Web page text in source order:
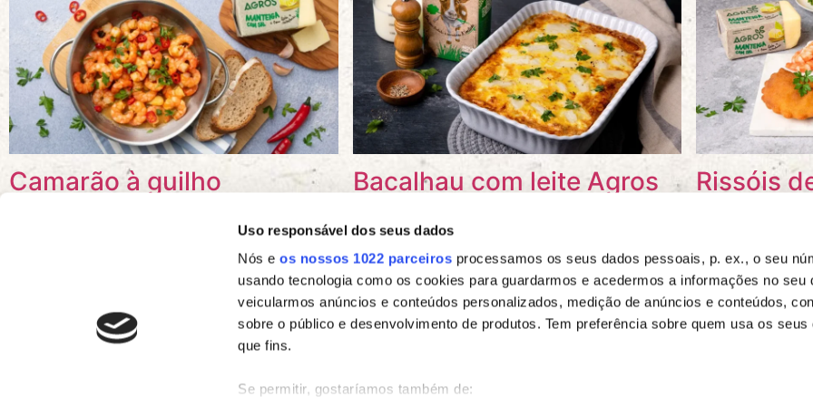
Uso responsável dos seus dados
Nós eos nossos 1022 parceiros processamos os seus dados pessoais, p. ex., o seu
usando tecnologia como os cookies para guardarmos e acedermos a informações no seu
veicularmos anúncios e conteúdos personalizados, medição de anúncios e conteúdos,
sobre o público e desenvolvimento de produtos. Tem preferência sobre quem usa os seus
que fins.
Se permitir, gostaríamos também de:
Camarão à guilho Bacalhau com leite Agros Rissóis